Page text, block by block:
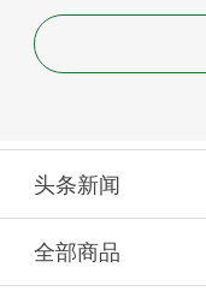
头条新闻
全部商品